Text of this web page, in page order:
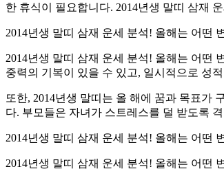
한 휴식이 필요합니다. 2014년생 말띠 삼재
2014년생 말띠 삼재 운세 분석! 올해는 어떤
2014년생 말띠 삼재 운세 분석! 올해는 어떤
중력의 기복이 있을 수 있고, 일시적으로 성
또한, 2014년생 말띠는 올 해에 꿈과 목표가
다. 부모들은 자녀가 스트레스를 덜 받도록
2014년생 말띠 삼재 운세 분석! 올해는 어떤
2014년생 말띠 삼재 운세 분석! 올해는 어떤